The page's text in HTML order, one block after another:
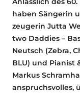
haben Sängerin
zeugerin Jutta
two Daddies –
Neutsch (Zebra,
BLU) und Pianist
Markus
anspruchsvolles,